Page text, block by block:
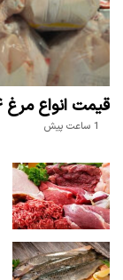
قیمت انواع مرغ ۱۴ مرداد ۱۴۰۵
1 ساعت پیش